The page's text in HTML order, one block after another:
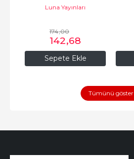
Sepete Ekle
Luna Yayınları
174,00
142,68
Tümünü göster